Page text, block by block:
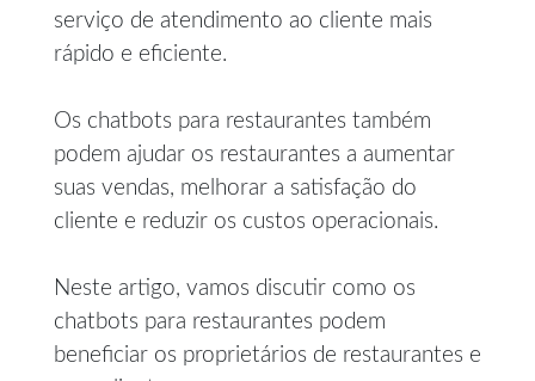
serviço de atendimento ao cliente mais
rápido e eficiente.
Os chatbots para restaurantes também
podem ajudar os restaurantes a aumentar
suas vendas, melhorar a satisfação do
cliente e reduzir os custos operacionais.
Neste artigo, vamos discutir como os
chatbots para restaurantes podem
beneficiar os proprietários de restaurantes e